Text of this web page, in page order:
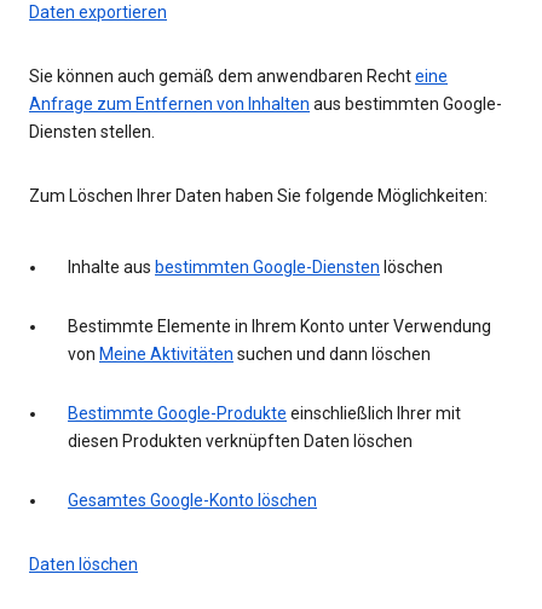
Daten exportieren
Sie können auch gemäß dem anwendbaren Rechteine
Anfrage zum Entfernen von Inhalten aus bestimmten Google-
Diensten stellen.
Zum Löschen Ihrer Daten haben Sie folgende Möglichkeiten:
Inhalte aus bestimmten Google-Diensten löschen
Bestimmte Elemente in Ihrem Konto unter Verwendung
von Meine Aktivitäten suchen und dann löschen
Bestimmte Google-Produkte einschließlich Ihrer mit
diesen Produkten verknüpften Daten löschen
Gesamtes Google-Konto löschen
Daten löschen